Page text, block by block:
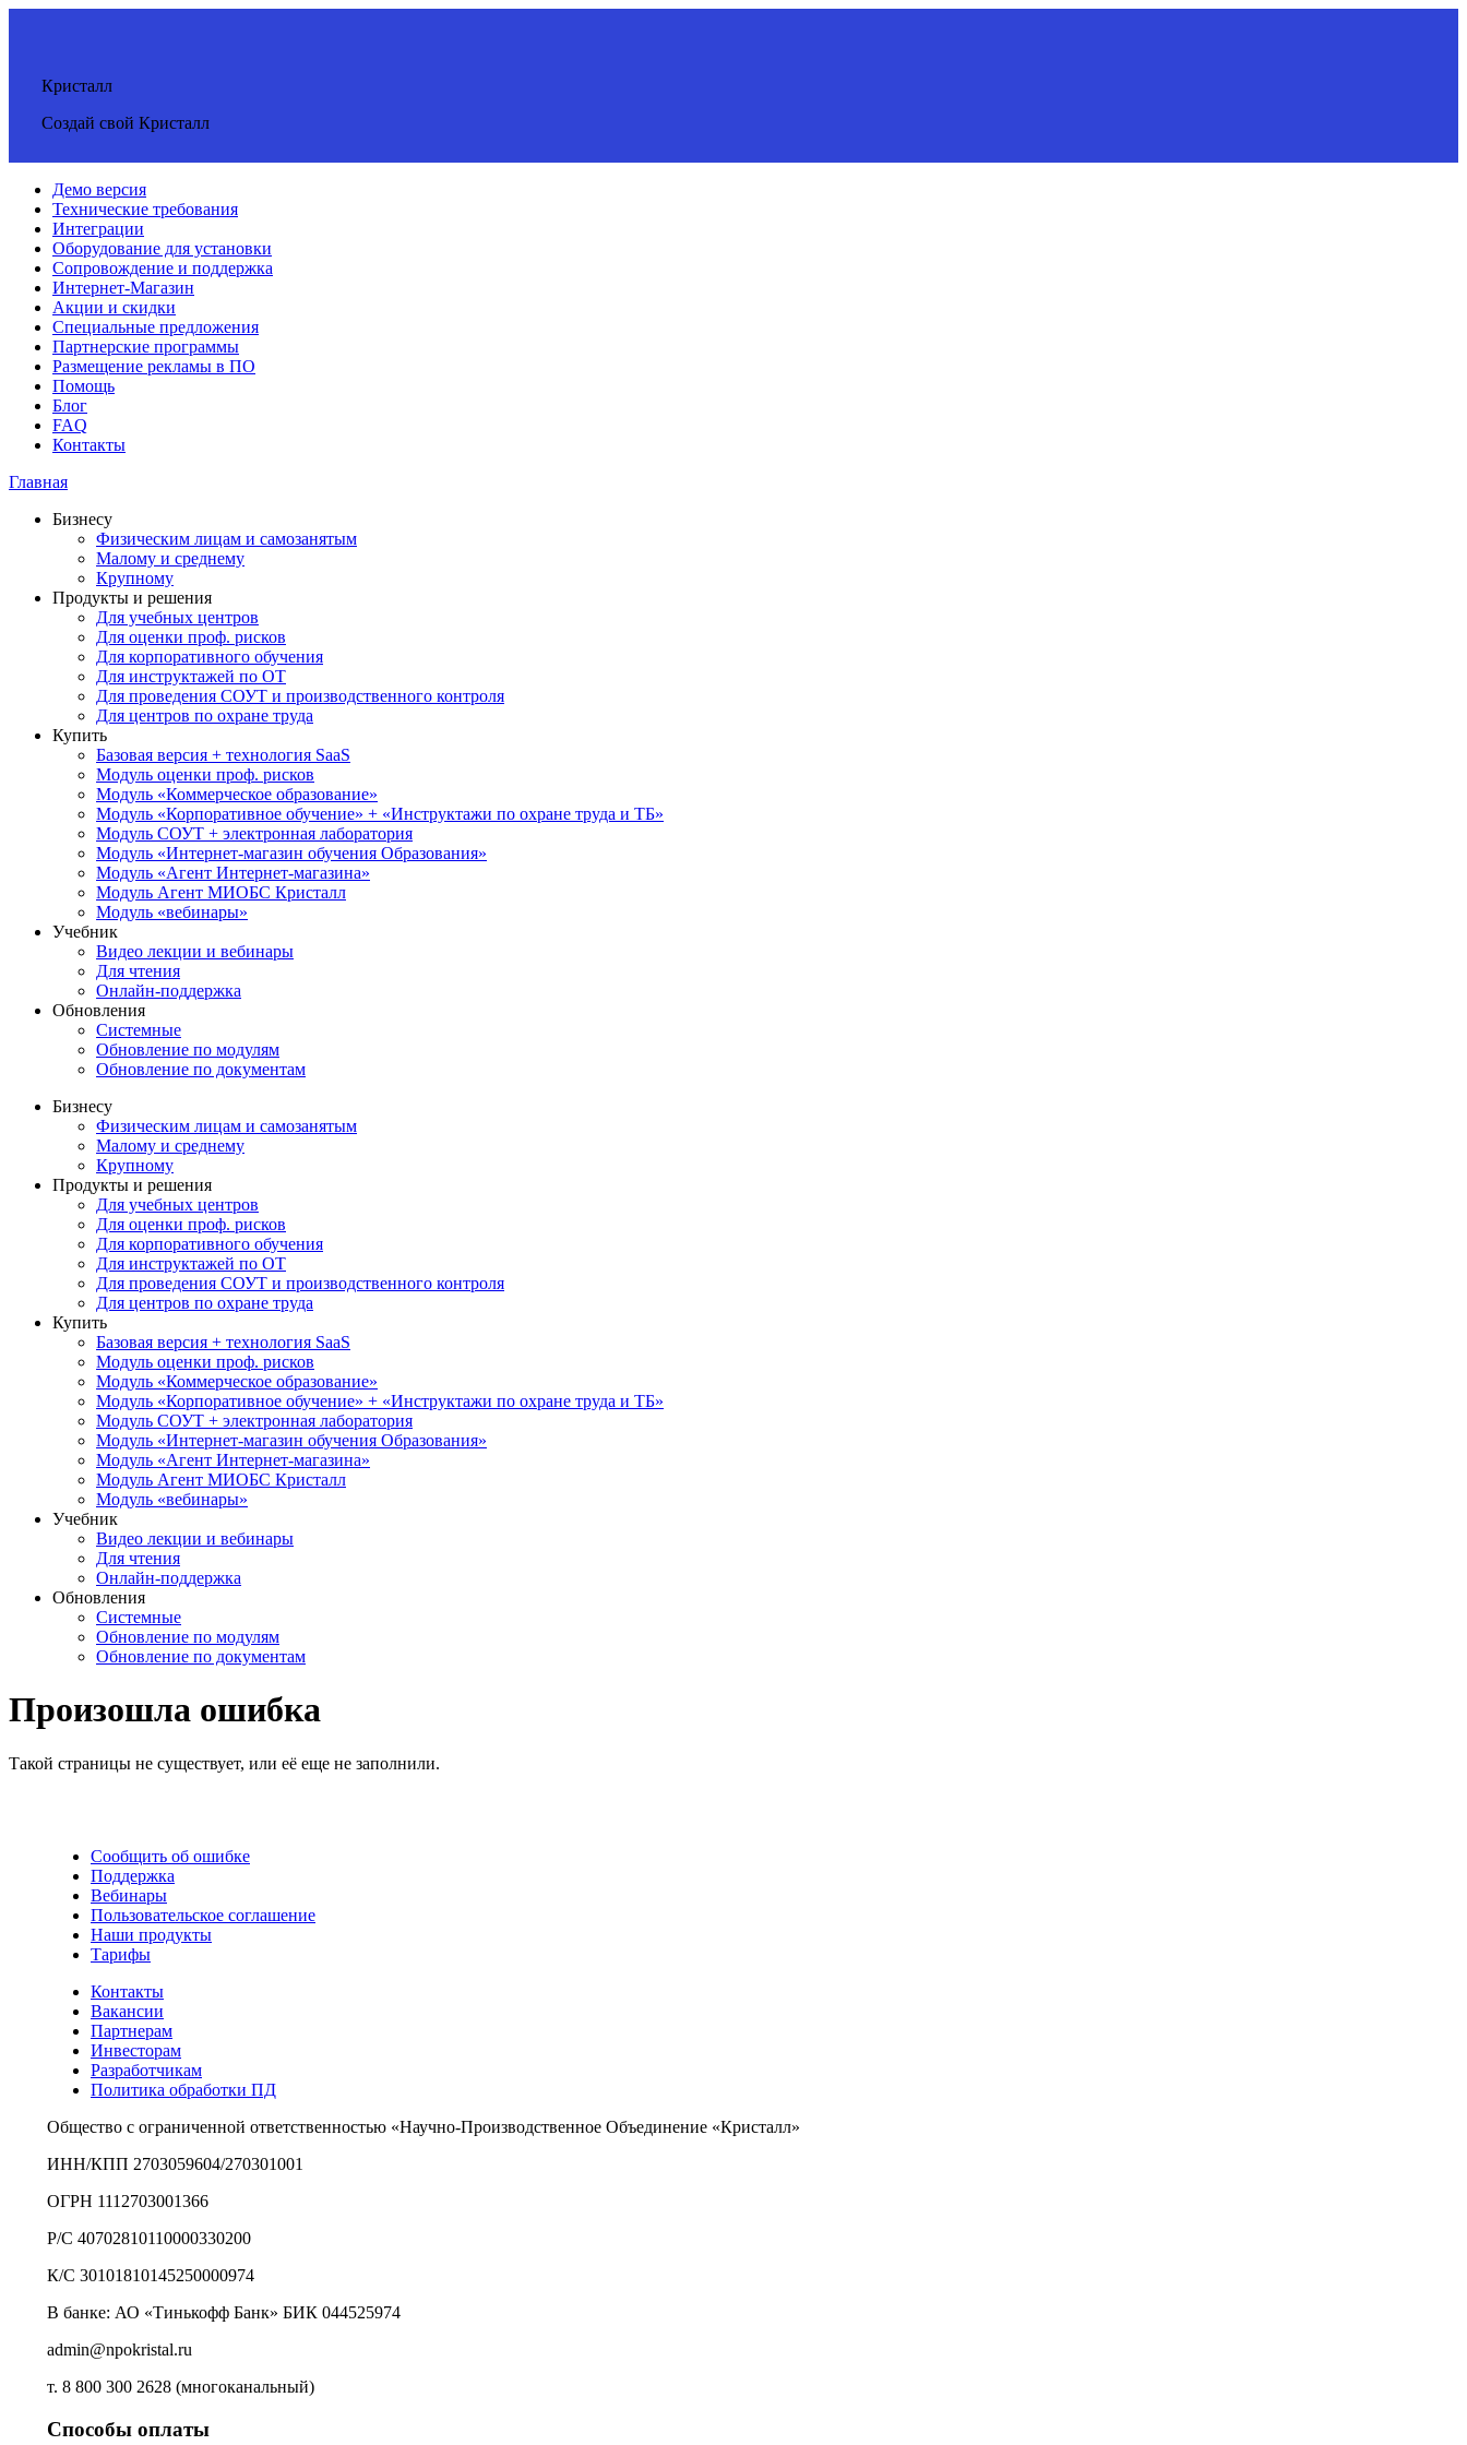
Кристалл
Создай свой Кристалл
Демо версия
Технические требования
Интеграции
Оборудование для установки
Сопровождение и поддержка
Интернет-Магазин
Акции и скидки
Специальные предложения
Партнерские программы
Размещение рекламы в ПО
Помощь
Блог
FAQ
Контакты
Главная
Бизнесу
Физическим лицам и самозанятым
Малому и среднему
Крупному
Продукты и решения
Для учебных центров
Для оценки проф. рисков
Для корпоративного обучения
Для инструктажей по ОТ
Для проведения СОУТ и производственного контроля
Для центров по охране труда
Купить
Базовая версия + технология SaaS
Модуль оценки проф. рисков
Модуль «Коммерческое образование»
Модуль «Корпоративное обучение» + «Инструктажи по охране труда и ТБ»
Модуль СОУТ + электронная лаборатория
Модуль «Интернет-магазин обучения Образования»
Модуль «Агент Интернет-магазина»
Модуль Агент МИОБС Кристалл
Модуль «вебинары»
Учебник
Видео лекции и вебинары
Для чтения
Онлайн-поддержка
Обновления
Системные
Обновление по модулям
Обновление по документам
Бизнесу
Физическим лицам и самозанятым
Малому и среднему
Крупному
Продукты и решения
Для учебных центров
Для оценки проф. рисков
Для корпоративного обучения
Для инструктажей по ОТ
Для проведения СОУТ и производственного контроля
Для центров по охране труда
Купить
Базовая версия + технология SaaS
Модуль оценки проф. рисков
Модуль «Коммерческое образование»
Модуль «Корпоративное обучение» + «Инструктажи по охране труда и ТБ»
Модуль СОУТ + электронная лаборатория
Модуль «Интернет-магазин обучения Образования»
Модуль «Агент Интернет-магазина»
Модуль Агент МИОБС Кристалл
Модуль «вебинары»
Учебник
Видео лекции и вебинары
Для чтения
Онлайн-поддержка
Обновления
Системные
Обновление по модулям
Обновление по документам
Произошла ошибка
Такой страницы не существует, или её еще не заполнили.
Сообщить об ошибке
Поддержка
Вебинары
Пользовательское соглашение
Наши продукты
Тарифы
Контакты
Вакансии
Партнерам
Инвесторам
Разработчикам
Политика обработки ПД
Общество с ограниченной ответственностью «Научно-Производственное Объединение «Кристалл»
ИНН/КПП 2703059604/270301001
ОГРН 1112703001366
Р/С 40702810110000330200
К/С 30101810145250000974
В банке: АО «Тинькофф Банк» БИК 044525974
admin@npokristal.ru
т. 8 800 300 2628 (многоканальный)
Способы оплаты